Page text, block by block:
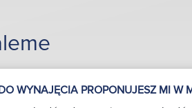
WYNAJĘCIA PROPONUJESZ MI W